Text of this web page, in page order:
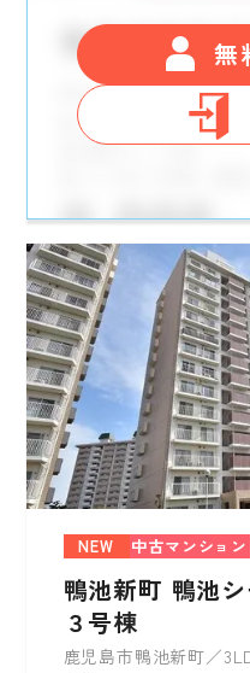
無
NEW 中古マンション
鴨池新町 鴨池
３号棟
鹿児島市鴨池新町／